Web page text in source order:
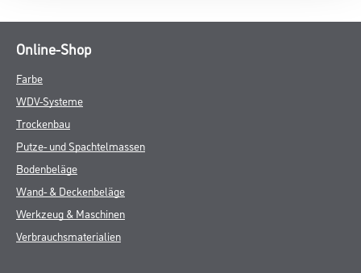
Online-Shop
Farbe
WDV-Systeme
Trockenbau
Putze- und Spachtelmassen
Bodenbeläge
Wand- & Deckenbeläge
Werkzeug & Maschinen
Verbrauchsmaterialien